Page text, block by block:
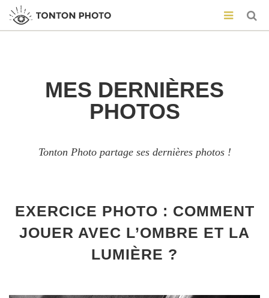
MES DERNIÈRES
PHOTOS
Tonton Photo partage ses dernières photos !
EXERCICE PHOTO : COMMENT
JOUER AVEC L’OMBRE ET LA
LUMIÈRE ?